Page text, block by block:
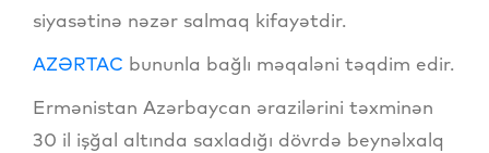
siyasətinə nəzər salmaq kifayətdir.
AZƏRTAC bununla bağlı məqaləni təqdim edir.
Ermənistan Azərbaycan ərazilərini təxminən
30 il işğal altında saxladığı dövrdə beynəlxalq